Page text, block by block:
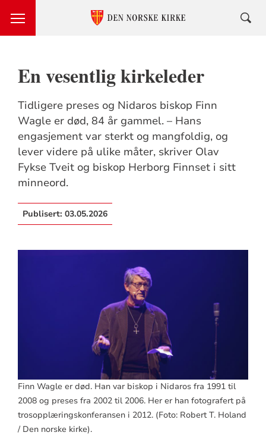
En vesentlig kirkeleder
Tidligere preses og Nidaros biskop Finn
Wagle er død, 84 år gammel. – Hans
engasjement var sterkt og mangfoldig, og
lever videre på ulike måter, skriver Olav
Fykse Tveit og biskop Herborg Finnset i sitt
minneord.
Publisert: 03.05.2026
Finn Wagle er død. Han var biskop i Nidaros fra 1991 til
2008 og preses fra 2002 til 2006. Her er han fotografert på
trosopplæringskonferansen i 2012. (Foto: Robert T. Holand
/ Den norske kirke).